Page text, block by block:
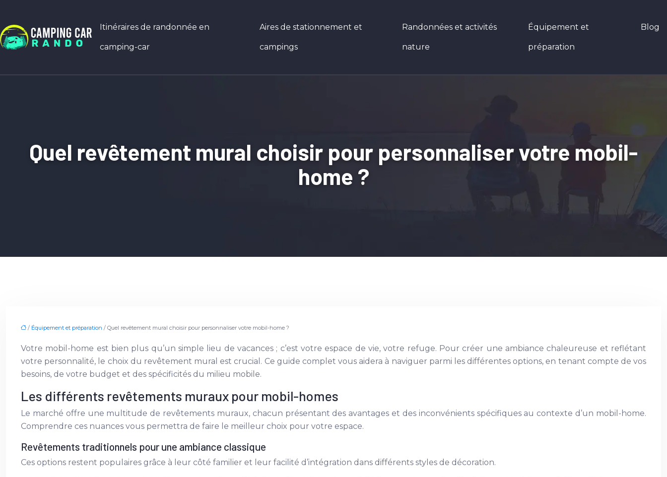
Itinéraires de randonnée en
camping-car
Aires de stationnement et
campings
Randonnées et activités
nature
Équipement et
préparation
Blog
Quel revêtement mural choisir pour personnaliser votre mobil-
home ?
/ Équipement et préparation / Quel revêtement mural choisir pour personnaliser votre mobil-home ?
Votre mobil-home est bien plus qu’un simple lieu de vacances ; c’est votre espace de vie, votre refuge. Pour créer une ambiance chaleureuse et reflétant
votre personnalité, le choix du revêtement mural est crucial. Ce guide complet vous aidera à naviguer parmi les différentes options, en tenant compte de vos
besoins, de votre budget et des spécificités du milieu mobile.
Les différents revêtements muraux pour mobil-homes
Le marché offre une multitude de revêtements muraux, chacun présentant des avantages et des inconvénients spécifiques au contexte d’un mobil-home.
Comprendre ces nuances vous permettra de faire le meilleur choix pour votre espace.
Revêtements traditionnels pour une ambiance classique
Ces options restent populaires grâce à leur côté familier et leur facilité d’intégration dans différents styles de décoration.